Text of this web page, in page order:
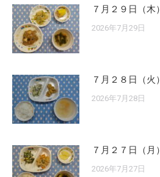
７月２９日（木）
2026年7月29日
７月２８日（火）
2026年7月28日
７月２７日（月）
2026年7月27日